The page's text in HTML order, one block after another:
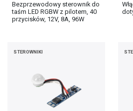
Bezprzewodowy sterownik do
taśm LED RGBW z pilotem, 40
przycisków, 12V, 8A, 96W
STEROWNIKI